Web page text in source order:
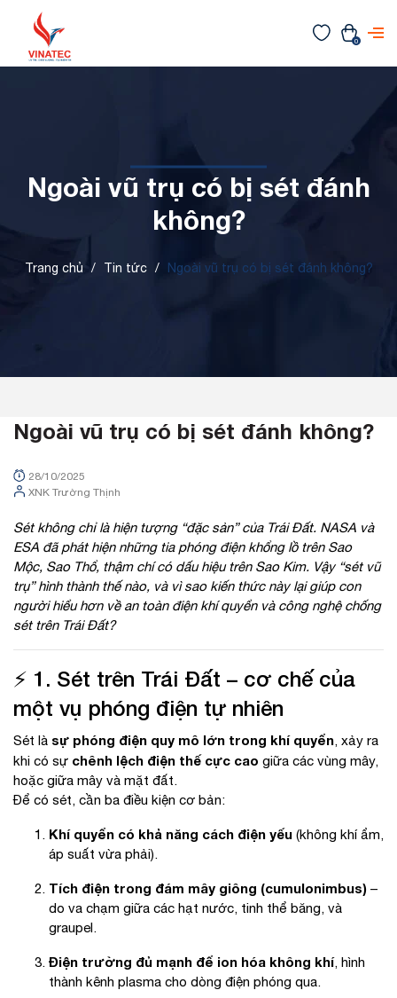
0
Ngoài vũ trụ có bị sét đánh
không?
Trang chủ / Tin tức / Ngoài vũ trụ có bị sét đánh không?
Ngoài vũ trụ có bị sét đánh không?
28/10/2025
XNK Trường Thịnh
Sét không chỉ là hiện tượng “đặc sản” của Trái Đất. NASA và
ESA đã phát hiện những tia phóng điện khổng lồ trên Sao
Mộc, Sao Thổ, thậm chí có dấu hiệu trên Sao Kim. Vậy “sét vũ
trụ” hình thành thế nào, và vì sao kiến thức này lại giúp con
người hiểu hơn về an toàn điện khí quyển và công nghệ chống
sét trên Trái Đất?
⚡ 1. Sét trên Trái Đất – cơ chế của
một vụ phóng điện tự nhiên
Sét là sự phóng điện quy mô lớn trong khí quyển, xảy ra
khi có sự chênh lệch điện thế cực cao giữa các vùng mây,
hoặc giữa mây và mặt đất.
Để có sét, cần ba điều kiện cơ bản:
Khí quyển có khả năng cách điện yếu (không khí ẩm,
áp suất vừa phải).
Tích điện trong đám mây giông (cumulonimbus) –
do va chạm giữa các hạt nước, tinh thể băng, và
graupel.
Điện trường đủ mạnh để ion hóa không khí, hình
thành kênh plasma cho dòng điện phóng qua.